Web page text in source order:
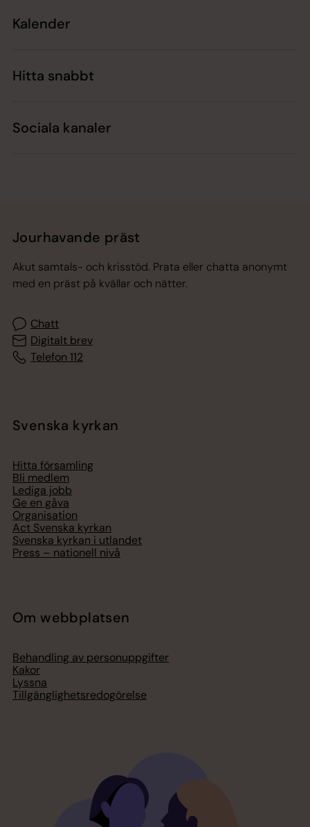
Kalender
Hitta snabbt
Sociala kanaler
Jourhavande präst
Akut samtals- och krisstöd. Prata eller chatta anonymt
med en präst på kvällar och nätter.
Chatt
Digitalt brev
Telefon 112
Svenska kyrkan
Hitta församling
Bli medlem
Lediga jobb
Ge en gåva
Organisation
Act Svenska kyrkan
Svenska kyrkan i utlandet
Press – nationell nivå
Om webbplatsen
Behandling av personuppgifter
Kakor
Lyssna
Tillgänglighetsredogörelse